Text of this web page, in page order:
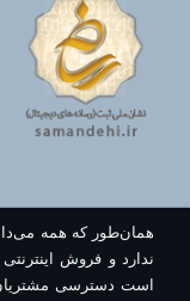
همان‌طور که همه
ندارد و فروش
است دسترسی